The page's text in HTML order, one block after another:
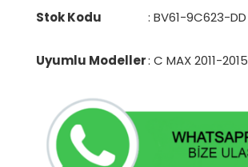
Stok Kodu : BV61-9C623-DD
Uyumlu Modeller: C MAX 2011-2015